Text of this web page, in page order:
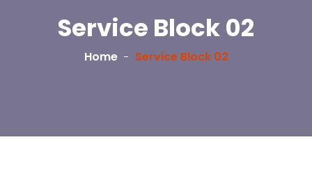
Service Block 02
Home Service Block 02